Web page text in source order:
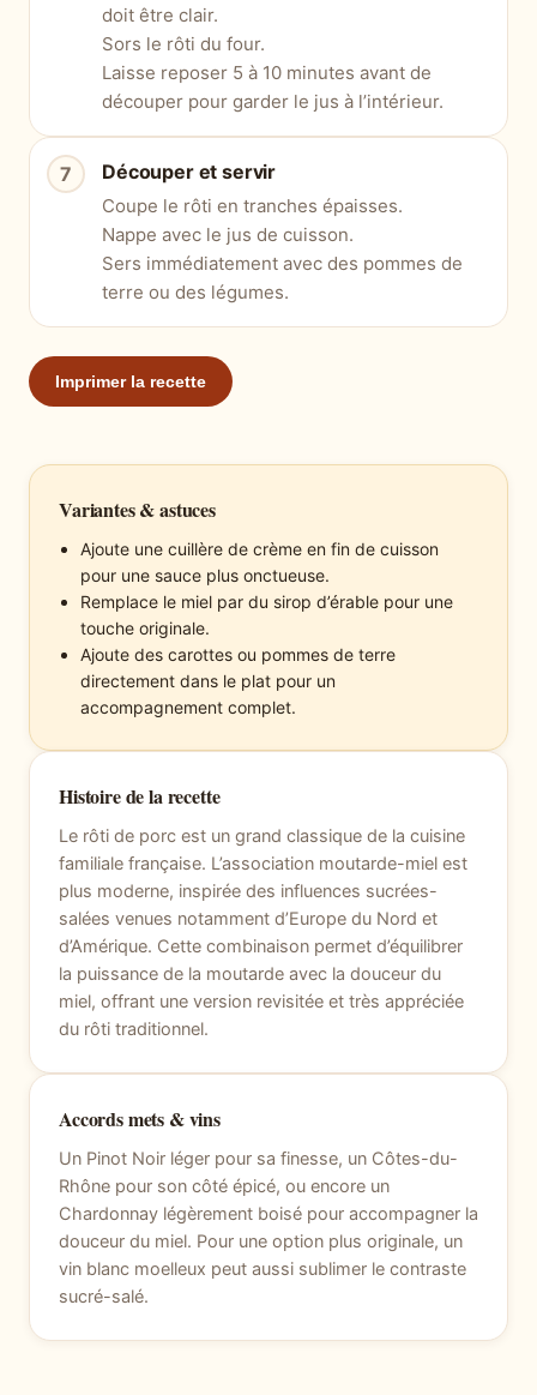
doit être clair.
Sors le rôti du four.
Laisse reposer 5 à 10 minutes avant de
découper pour garder le jus à l’intérieur.
Découper et servir
Coupe le rôti en tranches épaisses.
Nappe avec le jus de cuisson.
Sers immédiatement avec des pommes de
terre ou des légumes.
Imprimer la recette
Variantes & astuces
Ajoute une cuillère de crème en fin de cuisson
pour une sauce plus onctueuse.
Remplace le miel par du sirop d’érable pour une
touche originale.
Ajoute des carottes ou pommes de terre
directement dans le plat pour un
accompagnement complet.
Histoire de la recette
Le rôti de porc est un grand classique de la cuisine
familiale française. L’association moutarde-miel est
plus moderne, inspirée des influences sucrées-
salées venues notamment d’Europe du Nord et
d’Amérique. Cette combinaison permet d’équilibrer
la puissance de la moutarde avec la douceur du
miel, offrant une version revisitée et très appréciée
du rôti traditionnel.
Accords mets & vins
Un Pinot Noir léger pour sa finesse, un Côtes-du-
Rhône pour son côté épicé, ou encore un
Chardonnay légèrement boisé pour accompagner la
douceur du miel. Pour une option plus originale, un
vin blanc moelleux peut aussi sublimer le contraste
sucré-salé.